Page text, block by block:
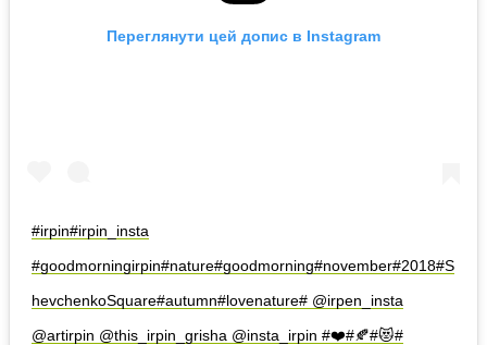
Переглянути цей допис в Instagram
#irpin#irpin_insta
#goodmorningirpin#nature#goodmorning#november#2018#S
hevchenkoSquare#autumn#lovenature# @irpen_insta
@artirpin @this_irpin_grisha @insta_irpin #❤️#🍂#😻#